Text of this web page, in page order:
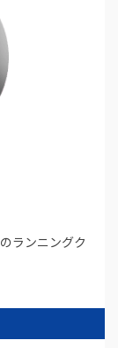
ランニングク